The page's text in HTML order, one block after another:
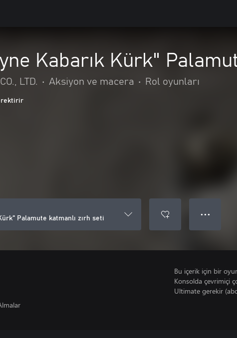
Kabarık Kürk"
LTD. • Aksiyon ve macera • Rol oyunları
Palamute katmanlı zırh seti
● ● ●
Bu içerik için bir
Konsolda çevrimiçi
Ultimate gerekir